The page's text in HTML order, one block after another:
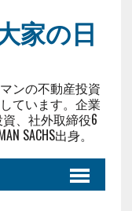
家の日
ンの不動産投資
ています。企業
、社外取締役6
SACHS出身。